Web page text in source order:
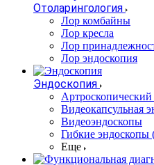
Отоларингология
Лор комбайны
Лор кресла
Лор
Лор эндоскопия
Эндоскопия
Видеокапсульная
Видеоэндоскопы
Гибкие
Еще